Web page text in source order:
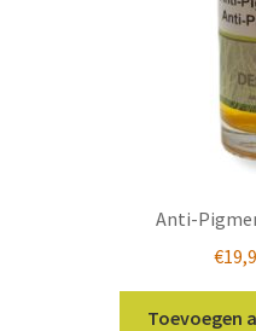
Anti-
€
Toevoegen